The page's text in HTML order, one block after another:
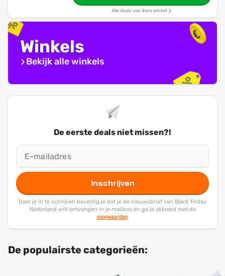
Alle deals van deze winkel
Winkels
Bekijk alle winkels
De eerste deals niet missen?!
Inschrijven
Door je in te schrijven bevestig je dat je de nieuwsbrief van Black Friday
Nederland wilt ontvangen in je mailbox en ga je akkoord met de
voorwaarden.
De populairste categorieën: